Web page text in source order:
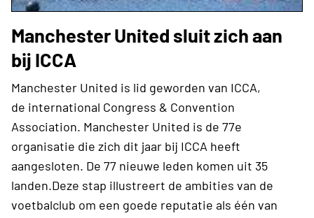
Manchester United sluit zich aan
bij ICCA
Manchester United is lid geworden van ICCA,
de international Congress & Convention
Association. Manchester United is de 77e
organisatie die zich dit jaar bij ICCA heeft
aangesloten. De 77 nieuwe leden komen uit 35
landen.Deze stap illustreert de ambities van de
voetbalclub om een goede reputatie als één van